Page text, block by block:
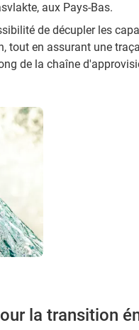
aux Pays-Bas.
de décupler les
tout en assurant une
de la chaîne
la transition